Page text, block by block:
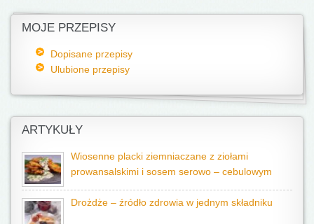
MOJE PRZEPISY
Dopisane przepisy
Ulubione przepisy
ARTYKUŁY
Wiosenne placki ziemniaczane z ziołami
prowansalskimi i sosem serowo – cebulowym
Drożdże – źródło zdrowia w jednym składniku